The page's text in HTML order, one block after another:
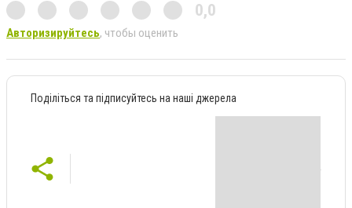
0,0
Авторизируйтесь, чтобы оценить
Поділіться та підписуйтесь на наші джерела